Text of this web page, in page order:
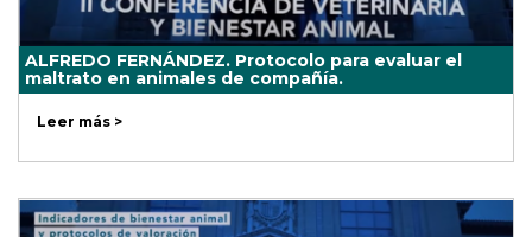
ALFREDO FERNÁNDEZ. Protocolo para evaluar el
maltrato en animales de compañía.
Leer más >